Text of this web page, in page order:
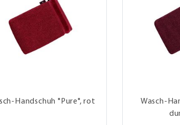
Handschuh "Pure", rot
Wasch-